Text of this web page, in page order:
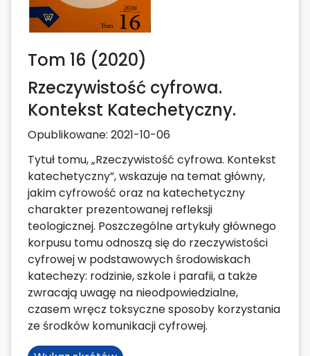
Tom 16 (2020)
Rzeczywistość cyfrowa.
Kontekst Katechetyczny.
Opublikowane: 2021-10-06
Tytuł tomu, „Rzeczywistość cyfrowa. Kontekst
katechetyczny”, wskazuje na temat główny,
jakim cyfrowość oraz na katechetyczny
charakter prezentowanej refleksji
teologicznej. Poszczególne artykuły głównego
korpusu tomu odnoszą się do rzeczywistości
cyfrowej w podstawowych środowiskach
katechezy: rodzinie, szkole i parafii, a także
zwracają uwagę na nieodpowiedzialne,
czasem wręcz toksyczne sposoby korzystania
ze środków komunikacji cyfrowej.